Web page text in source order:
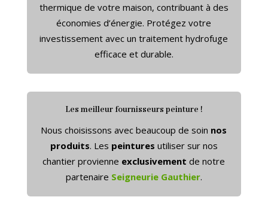
thermique de votre maison, contribuant à des
économies d’énergie. Protégez votre
investissement avec un traitement hydrofuge
efficace et durable.
Les meilleur fournisseurs peinture !
Nous choisissons avec beaucoup de soin nos
produits. Les peintures utiliser sur nos
chantier provienne exclusivement de notre
partenaire Seigneurie Gauthier.